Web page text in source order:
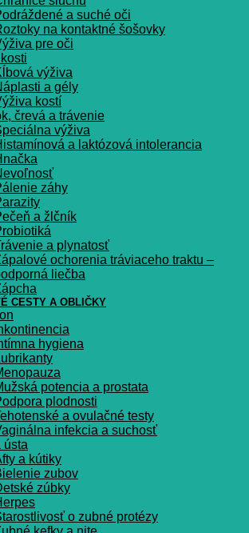
a suché oči
na kontaktné šošovky
pre oči
výživa
a gély
kostí
črevá a trávenie
výživa
a laktózová intolerancia
záhy
a žlčník
a plynatosť
ochorenia tráviaceho traktu –
liečba
CESTY A OBLIČKY
hygiena
potencia a prostata
plodnosti
a ovulačné testy
infekcia a suchosť
ústa
a kútiky
zubov
zúbky
o zubné protézy